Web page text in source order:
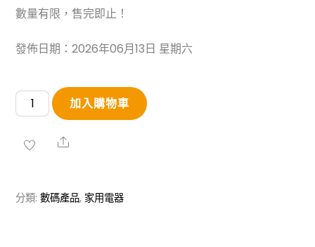
數量有限，售完即止！
發佈日期：2026年06月13日 星期六
ZED-
01W
多
USB
加入購物車
Share
分類:數碼產品, 家用電器